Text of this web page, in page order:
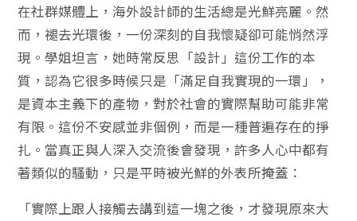
在社群媒體上，海外設計師的生活總是光鮮亮麗。然
而，褪去光環後，一份深刻的自我懷疑卻可能悄然浮
現。學姐坦言，她時常反思「設計」這份工作的本
質，認為它很多時候只是「滿足自我實現的一環」，
是資本主義下的產物，對於社會的實際幫助可能非常
有限。這份不安感並非個例，而是一種普遍存在的掙
扎。當真正與人深入交流後會發現，許多人心中都有
著類似的騷動，只是平時被光鮮的外表所掩蓋：
「實際上跟人接觸去講到這一塊之後，才發現原來大